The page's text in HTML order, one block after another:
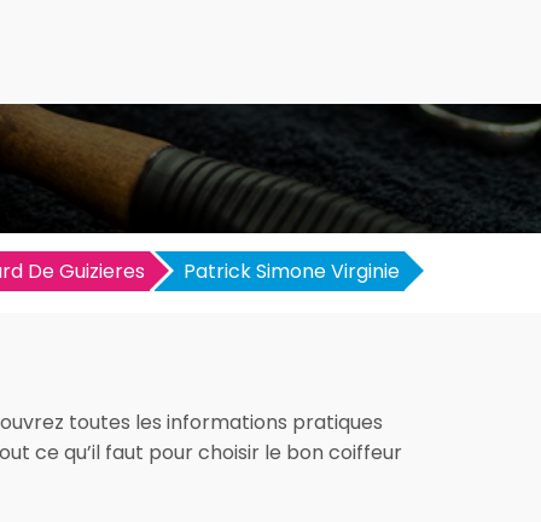
De Guizieres Patrick Simone Virginie
toutes les informations pratiques
ce qu’il faut pour choisir le bon coiffeur